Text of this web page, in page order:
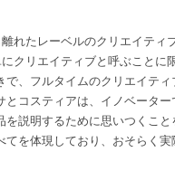
れたレーベルのクリエイティ
クリエイティブと呼ぶことに
、フルタイムのクリエイテ
コスティアは、イノベータ
を説明するために思いつくこ
を体現しており、おそらく